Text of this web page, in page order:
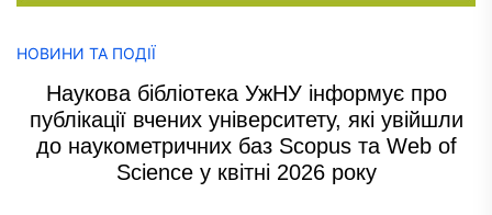
НОВИНИ ТА ПОДІЇ
Наукова бібліотека УжНУ інформує про
публікації вчених університету, які увійшли
до наукометричних баз Scopus та Web of
Science у квітні 2026 року